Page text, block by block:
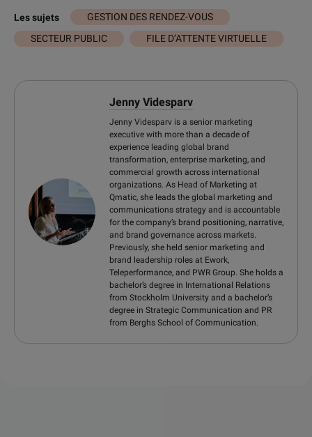
Les sujets
GESTION DES RENDEZ-VOUS
SECTEUR PUBLIC
FILE D’ATTENTE VIRTUELLE
Jenny Videsparv
Jenny Videsparv is a senior marketing
executive with more than a decade of
experience leading global brand
transformation, enterprise marketing, and
commercial growth across international
organizations. As Head of Marketing at
Qmatic, she leads the global marketing and
communications strategy and is accountable
for the company’s brand positioning, narrative,
and brand governance across markets.
Previously, she held senior marketing and
brand leadership roles at Ework,
Teleperformance, and PWR Group. She holds a
bachelor’s degree in International Relations
from Stockholm University and a bachelor’s
degree in Strategic Communication and PR
from Berghs School of Communication.